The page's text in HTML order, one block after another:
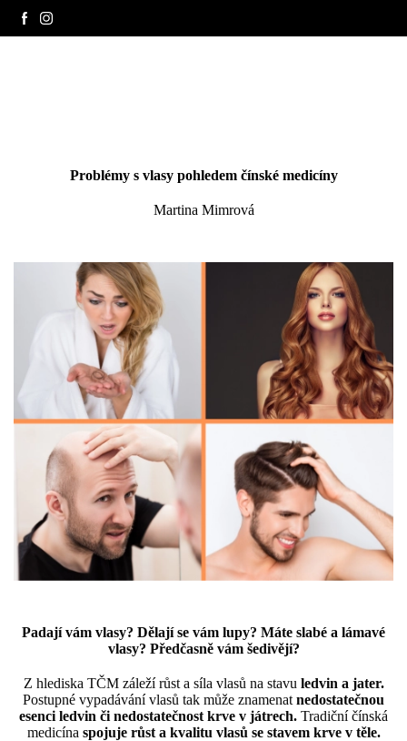
Problémy s vlasy pohledem čínské medicíny
Martina Mimrová
Padají vám vlasy? Dělají se vám lupy? Máte slabé a lámavé
vlasy? Předčasně vám šedivějí?
Z hlediska TČM záleží růst a síla vlasů na stavu ledvin a jater.
Postupné vypadávání vlasů tak může znamenat nedostatečnou
esenci ledvin či nedostatečnost krve v játrech. Tradiční čínská
medicína spojuje růst a kvalitu vlasů se stavem krve v těle.